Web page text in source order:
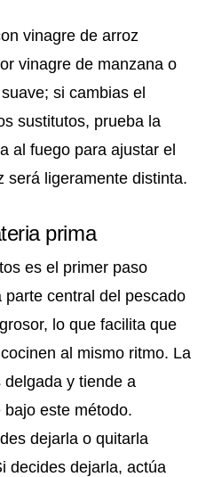
vinagre de arroz
vinagre de manzana o
suave; si cambias el
sustitutos, prueba la
al fuego para ajustar el
será ligeramente distinta.
prima
es el primer paso
central del pescado
lo que facilita que
al mismo ritmo. La
y tiende a
este método.
dejarla o quitarla
decides dejarla, actúa